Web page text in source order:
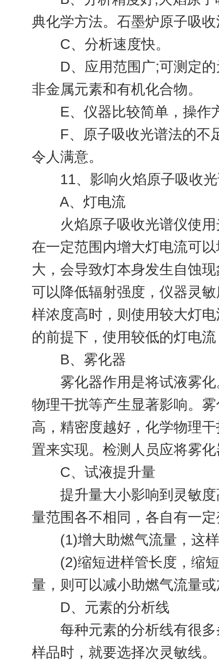
典化学方法。石墨炉原子吸
C、分析速度快。
D、应用范围广;可测定的
非金属元素和有机化合物。
E、仪器比较简单，操作
F、原子吸收光谱法的不足
令人满意。
11、影响火焰原子吸收光
A、灯电流
火焰原子吸收光谱仪使用
在一定范围内增大灯电流可
大，会导致灯本身发生自蚀
可以降低辐射强度，仪器灵
样浓度高时，则使用较大灯
的前提下，使用较低的灯电
B、雾化器
雾化器作用是将试液雾化
物理干扰等产生显著影响。
高，精密度越好，化学物理
置来实现。检测人员应将雾
C、试液提升量
提升量大小影响到灵敏度
量范围各不相同，各自有一
(1)增大助燃气流量，这样
(2)缩短进样管长度，缩短
量，则可以减小助燃气流量
D、元素的分析线
每种元素的分析线有很多
样品时，就要选择次灵敏线。